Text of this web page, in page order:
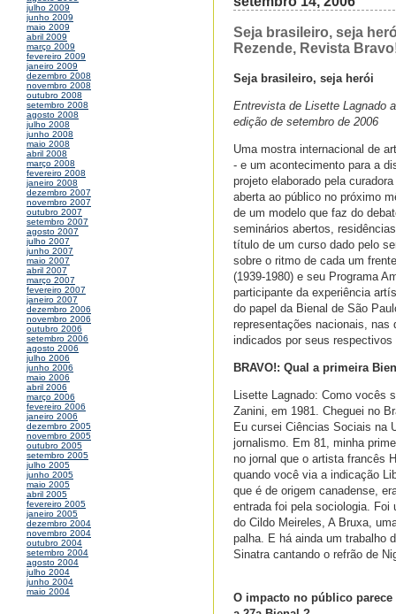
julho 2009
junho 2009
maio 2009
abril 2009
março 2009
fevereiro 2009
janeiro 2009
dezembro 2008
novembro 2008
outubro 2008
setembro 2008
agosto 2008
julho 2008
junho 2008
maio 2008
abril 2008
março 2008
fevereiro 2008
janeiro 2008
dezembro 2007
novembro 2007
outubro 2007
setembro 2007
agosto 2007
julho 2007
junho 2007
maio 2007
abril 2007
março 2007
fevereiro 2007
janeiro 2007
dezembro 2006
novembro 2006
outubro 2006
setembro 2006
agosto 2006
julho 2006
junho 2006
maio 2006
abril 2006
março 2006
fevereiro 2006
janeiro 2006
dezembro 2005
novembro 2005
outubro 2005
setembro 2005
julho 2005
junho 2005
maio 2005
abril 2005
fevereiro 2005
janeiro 2005
dezembro 2004
novembro 2004
outubro 2004
setembro 2004
agosto 2004
julho 2004
junho 2004
maio 2004
Seja brasileiro, seja
Rezende, Revista
Seja brasileiro, seja herói
Entrevista de Lisette Lagnado
edição de setembro de 2006
Uma mostra internacional de
- e um acontecimento para a
projeto elaborado pela
aberta ao público no próximo
de um modelo que faz do
seminários abertos,
título de um curso dado pelo
sobre o ritmo de cada um
(1939-1980) e seu Programa
participante da experiência
do papel da Bienal de São
representações nacionais, nas
indicados por seus respectivos
BRAVO!: Qual a primeira
Lisette Lagnado: Como vocês
Zanini, em 1981. Cheguei no
Eu cursei Ciências Sociais na
jornalismo. Em 81, minha
no jornal que o artista francês
quando você via a indicação
que é de origem canadense,
entrada foi pela sociologia. Foi
do Cildo Meireles, A Bruxa,
palha. E há ainda um trabalho
Sinatra cantando o refrão de
O impacto no público parece